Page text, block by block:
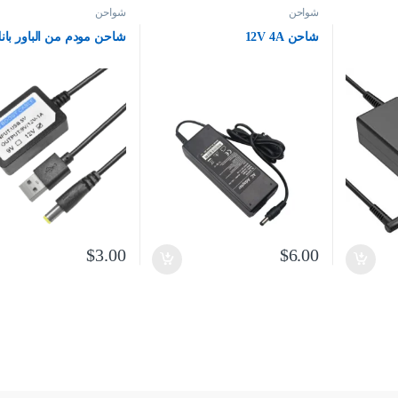
شواحن
شاحن 12V 4A
$6.00
شواحن
شاحن مودم من الباور
$3.00